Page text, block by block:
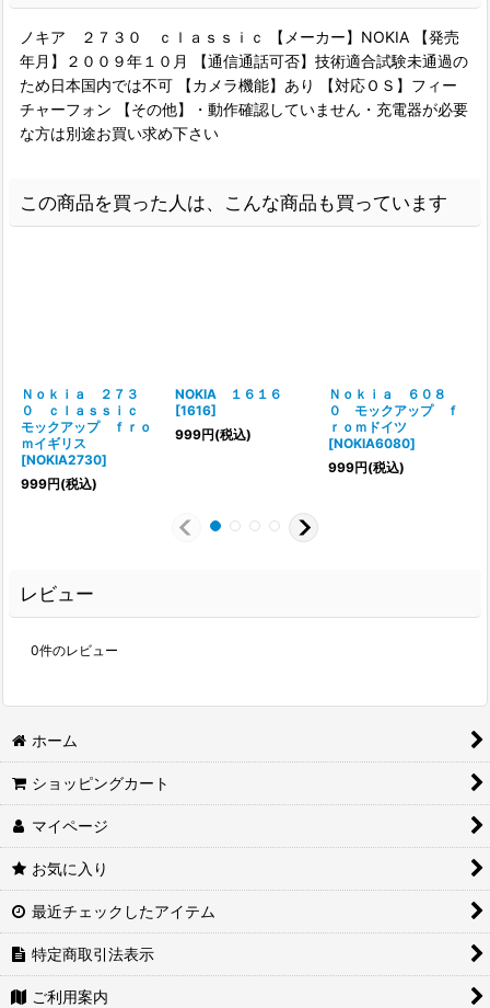
ノキア ２７３０ ｃｌａｓｓｉｃ 【メーカー】NOKIA 【発売
年月】２００９年１０月 【通信通話可否】技術適合試験未通過の
ため日本国内では不可 【カメラ機能】あり 【対応ＯＳ】フィー
チャーフォン 【その他】・動作確認していません・充電器が必要
な方は別途お買い求め下さい
この商品を買った人は、こんな商品も買っています
Ｎｏｋｉａ ２７３
０ ｃｌａｓｓｉｃ
モックアップ ｆｒｏ
ｍイギリス
[NOKIA2730]
999円(税込)
NOKIA １６１６
[1616]
999円(税込)
Ｎｏｋｉａ ６０８
０ モックアップ ｆ
ｒｏｍドイツ
[NOKIA6080]
999円(税込)
レビュー
0件のレビュー
ホーム
ショッピングカート
マイページ
お気に入り
最近チェックしたアイテム
特定商取引法表示
ご利用案内